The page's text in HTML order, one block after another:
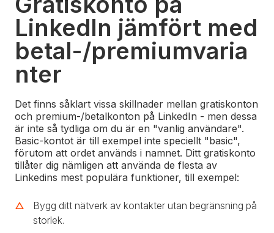
LinkedIn jämfört med
betal-/premiumvaria
nter
Det finns såklart vissa skillnader mellan gratiskonton
och premium-/betalkonton på LinkedIn - men dessa
är inte så tydliga om du är en "vanlig användare".
Basic-kontot är till exempel inte speciellt "basic",
förutom att ordet används i namnet. Ditt gratiskonto
tillåter dig nämligen att använda de flesta av
Linkedins mest populära funktioner, till exempel:
Bygg ditt nätverk av kontakter utan begränsning på
storlek.